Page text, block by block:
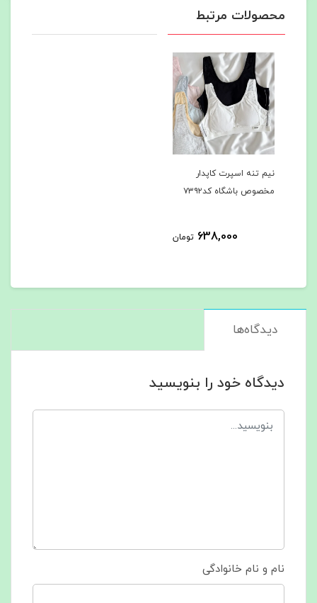
محصولات مرتبط
نیم تنه اسپرت کاپدار
مخصوص باشگاه کد۷۳۹۲
638,000 تومان
دیدگاه‌ها
دیدگاه خود را بنویسید
نام و نام خانوادگی